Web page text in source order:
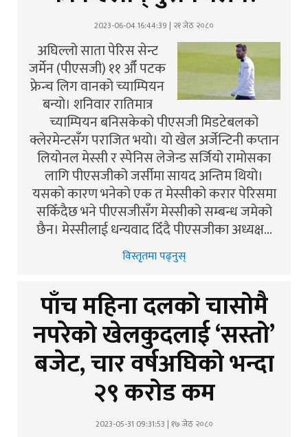
2023-06-04 16:44:39 | २१ जेठ २०८०
अघिल्लो साता पेरिस सेन्ट
जर्मेन (पीएसजी) ११ औँ पटक
फ्रेन्च लिग वानको च्याम्पियन
बन्यो। शनिवार रातिमात्र
च्याम्पियन बनिसकेको पीएसजी मिडटेबलको
क्लेरमेन्टसँग पराजित भयो। यो खेल अर्जेन्टिनी कप्तान
लियोनल मेस्सी र स्पेनिस लेजेन्ड सर्जियो रामोसका
लागि पीएसजीको जर्सीमा सायद अन्तिम थियो।
यसको कारण भनेको एक त मेस्सीको करार पेरिसमा
सकिँदैछ भने पीएसजीसँग मेस्सीको सम्बन्ध जमेको
छैन। मेस्सीलाई धन्यवाद दिँदै पीएसजीका अध्यक्ष…
विस्तृतमा पढ्नुस्
पाँच महिना दलको चासोमै
नपरेको खेलकुदलाई ‘सस्तो’
बजेट, चार वर्षअघिको भन्दा
२९ करोड कम
2023-05-31 09:31:53 | १७ जेठ २०८०